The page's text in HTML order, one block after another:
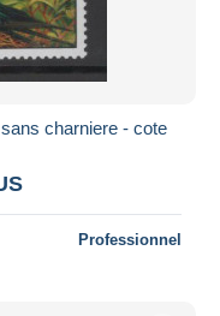
charniere - cote
Professionnel